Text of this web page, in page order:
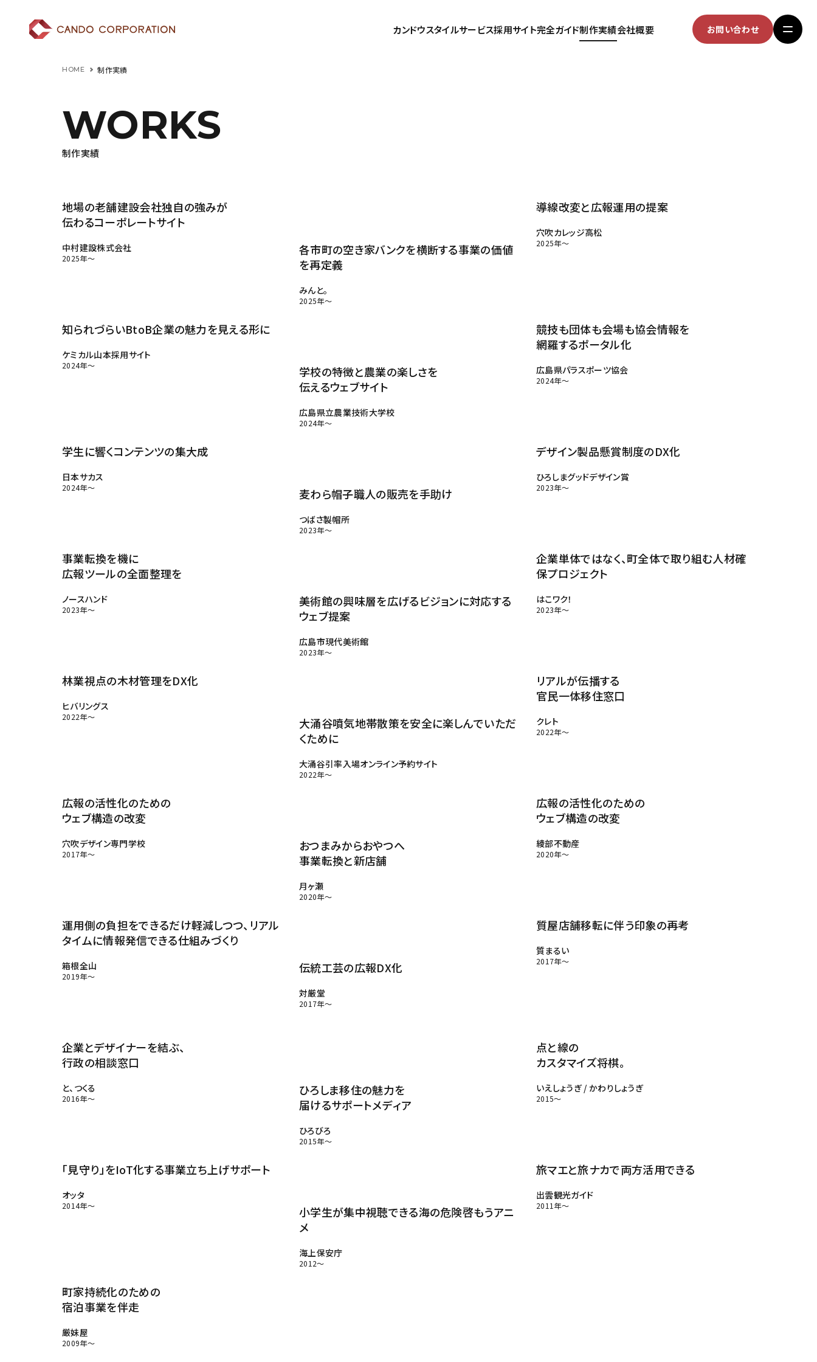
カンドウスタイルサービス採用サイト完全ガイド制作実績会社概要 お問い合わせ
HOME 制作実績
WORKS
制作実績
地場の老舗建設会社独自の強みが
伝わるコーポレートサイト
中村建設株式会社
2025年～
各市町の空き家バンクを横断する事業の価値
を再定義
みんと。
2025年～
導線改変と広報運用の提案
穴吹カレッジ高松
2025年～
知られづらいBtoB企業の魅力を見える形に
ケミカル山本採用サイト
2024年～
学校の特徴と農業の楽しさを
伝えるウェブサイト
広島県立農業技術大学校
2024年～
競技も団体も会場も協会情報を
網羅するポータル化
広島県パラスポーツ協会
2024年～
学生に響くコンテンツの集大成
日本サカス
2024年～ 麦わら帽子職人の販売を手助け
つばさ製帽所
2023年～
デザイン製品懸賞制度のDX化
ひろしまグッドデザイン賞
2023年～
事業転換を機に
広報ツールの全面整理を
ノースハンド
2023年～
美術館の興味層を広げるビジョンに対応する
ウェブ提案
広島市現代美術館
2023年～
企業単体ではなく、町全体で取り組む人材確
保プロジェクト
はこワク！
2023年～
林業視点の木材管理をDX化
ヒバリングス
2022年～
大涌谷噴気地帯散策を安全に楽しんでいただ
くために
大涌谷引率入場オンライン予約サイト
2022年～
リアルが伝播する
官民一体移住窓口
クレト
2022年～
広報の活性化のための
ウェブ構造の改変
穴吹デザイン専門学校
2017年～
おつまみからおやつへ
事業転換と新店舗
月ヶ瀬
2020年～
広報の活性化のための
ウェブ構造の改変
綾部不動産
2020年～
運用側の負担をできるだけ軽減しつつ、リアル
タイムに情報発信できる仕組みづくり
箱根全山
2019年～
伝統工芸の広報DX化
対厳堂
2017年～
質屋店舗移転に伴う印象の再考
質まるい
2017年～
企業とデザイナーを結ぶ、
行政の相談窓口
と、つくる
2016年～
ひろしま移住の魅力を
届けるサポートメディア
ひろびろ
2015年～
点と線の
カスタマイズ将棋。
いえしょうぎ / かわりしょうぎ
2015～
「見守り」をIoT化する事業立ち上げサポート
オッタ
2014年～
小学生が集中視聴できる海の危険啓もうアニ
メ
海上保安庁
2012～
旅マエと旅ナカで両方活用できる
出雲観光ガイド
2011年～
町家持続化のための
宿泊事業を伴走
厳妹屋
2009年～
ホーム
制作実績
カンドウスタイル
トピックス
よくある質問
Facebook